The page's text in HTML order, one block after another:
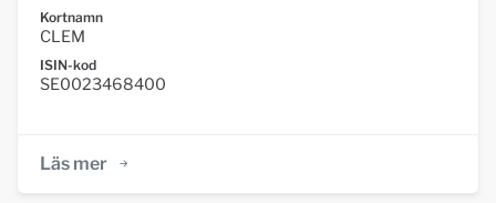
Kortnamn
CLEM
ISIN-kod
SE0023468400
Läs mer